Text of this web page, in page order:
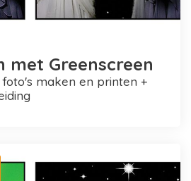
met Greenscreen